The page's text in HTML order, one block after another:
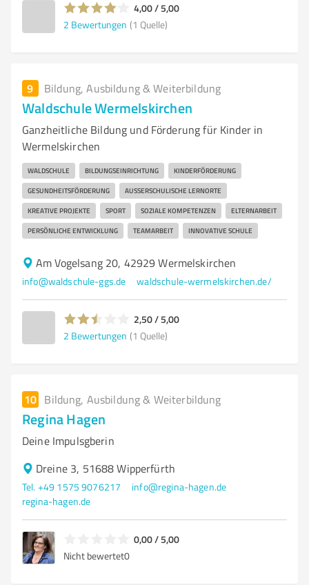
4,00 / 5,00
2 Bewertungen (1 Quelle)
9 Bildung, Ausbildung & Weiterbildung
Waldschule Wermelskirchen
Ganzheitliche Bildung und Förderung für Kinder in
Wermelskirchen
WALDSCHULE BILDUNGSEINRICHTUNG KINDERFÖRDERUNG
GESUNDHEITSFÖRDERUNG AUSSERSCHULISCHE LERNORTE
KREATIVE PROJEKTE SPORT SOZIALE KOMPETENZEN ELTERNARBEIT
PERSÖNLICHE ENTWICKLUNG TEAMARBEIT INNOVATIVE SCHULE
Am Vogelsang 20, 42929 Wermelskirchen
info@waldschule-ggs.de waldschule-wermelskirchen.de/
2,50 / 5,00
2 Bewertungen (1 Quelle)
10 Bildung, Ausbildung & Weiterbildung
Regina Hagen
Deine Impulsgberin
Dreine 3, 51688 Wipperfürth
Tel. +49 1575 9076217
info@regina-hagen.de
regina-hagen.de
0,00 / 5,00
Nicht bewertet0